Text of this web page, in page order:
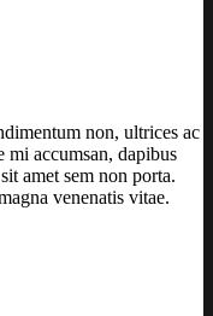
5
non, ultrices ac
accumsan, dapibus
amet sem non porta.
venenatis vitae.